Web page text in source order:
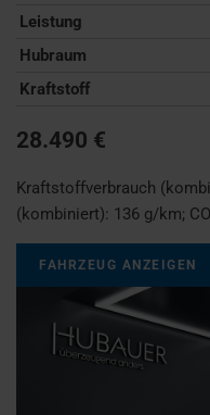
Leistung
Hubraum
Kraftstoff
28.490 €
Kraftstoffverbrauch
(kombiniert): 136 g/km; CO
FAHRZEUG ANZEIGEN